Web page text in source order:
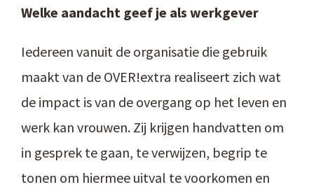
Welke aandacht geef je als werkgever
Iedereen vanuit de organisatie die gebruik
maakt van de OVER!extra realiseert zich wat
de impact is van de overgang op het leven en
werk kan vrouwen. Zij krijgen handvatten om
in gesprek te gaan, te verwijzen, begrip te
tonen om hiermee uitval te voorkomen en